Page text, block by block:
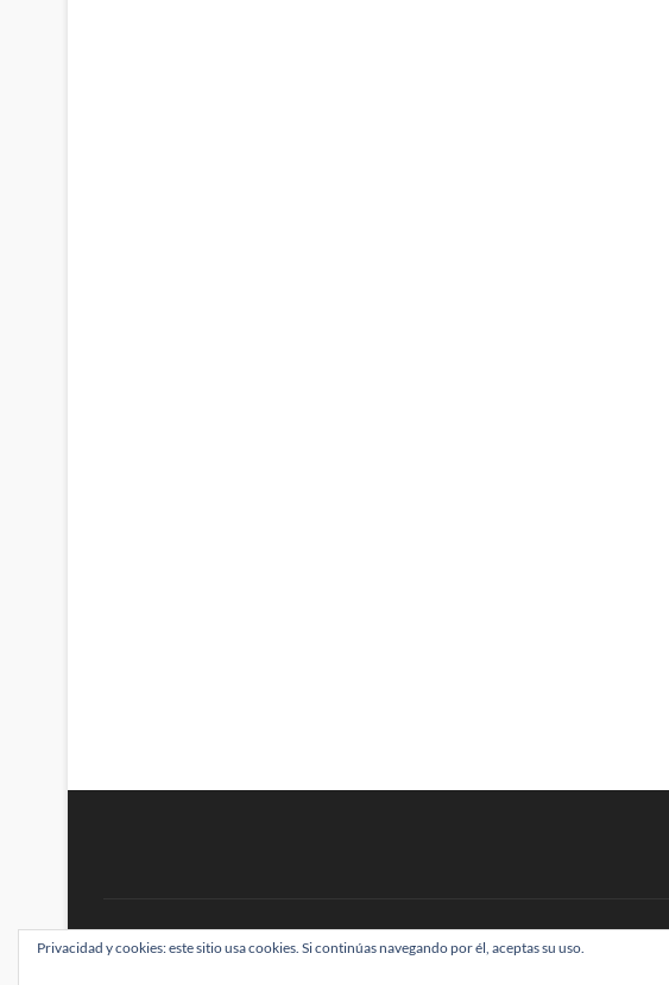
BRAINSTOMPING| Diseñado por:Theme Freesia|WordPress| © Todos los derechos
Privacidad y cookies: este sitio usa cookies. Si continúas navegando por él, aceptas su uso.